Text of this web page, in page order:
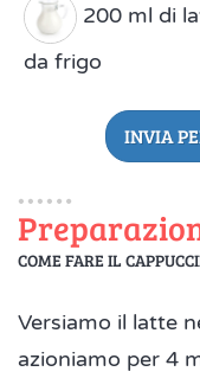
200 ml di
da frigo
INVIA
COME FARE IL
Versiamo il latte
azioniamo per 4